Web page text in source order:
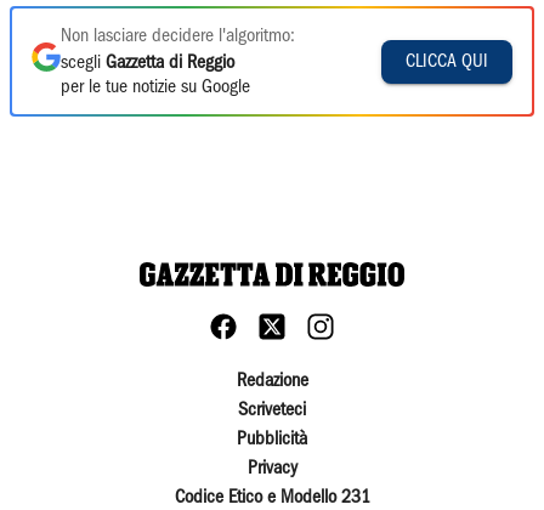
Non lasciare decidere l'algoritmo:
scegli Gazzetta di Reggio
per le tue notizie su Google
CLICCA QUI
Redazione
Scriveteci
Pubblicità
Privacy
Codice Etico e Modello 231